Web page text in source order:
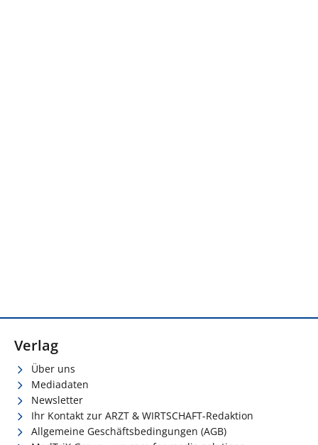
Verlag
Über uns
Mediadaten
Newsletter
Ihr Kontakt zur ARZT & WIRTSCHAFT-Redaktion
Allgemeine Geschäftsbedingungen (AGB)